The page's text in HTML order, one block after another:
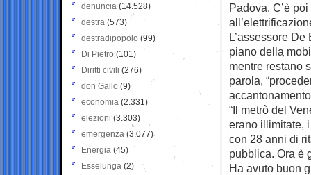
Padova. C’è
L’assessore
piano della
mentre restano
parola,
“Il metrò del
erano illimitate,
con 28 anni di
pubblica. Ora è
Ha avuto buon
denuncia (14.528)
destra (573)
destradipopolo (99)
Di Pietro (101)
Diritti civili (276)
don Gallo (9)
economia (2.331)
elezioni (3.303)
emergenza (3.077)
Energia (45)
Esselunga (2)